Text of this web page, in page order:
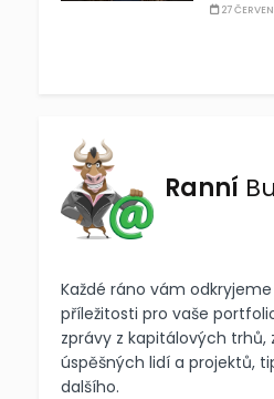
27
Ranní
Každé ráno vám
příležitosti pro vaše
zprávy z kapitálových
úspěšných lidí a projektů,
dalšího.